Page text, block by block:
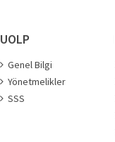
UOLP
Genel Bilgi
Yönetmelikler
SSS